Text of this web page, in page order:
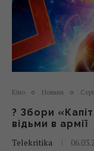
Кіно Новини
? Збори
відьми в армії
Telekritika